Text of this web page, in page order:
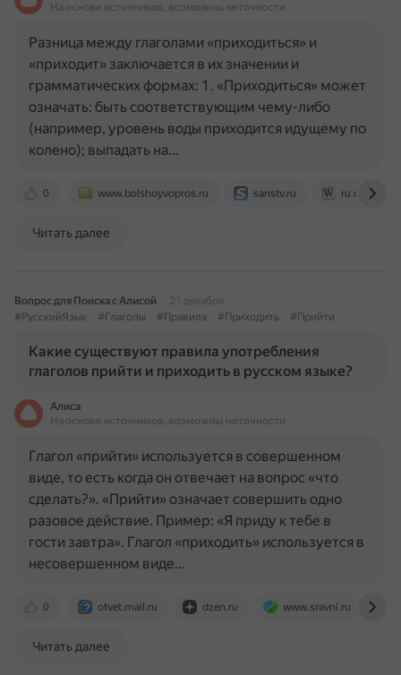
На основе источников, возможны неточности
0 www.bolshoyvopros.ru sanstv.ru
Разница между глаголами «приходиться» и
«приходит» заключается в их значении и
грамматических формах: 1. «Приходиться» может
означать: быть соответствующим чему-либо
(например, уровень воды приходится идущему по
колено); выпадать на…
Читать далее
Вопрос для Поиска с Алисой
21 декабря
#РусскийЯзык
#Глаголы #Правила #Приходить #Прийти
Какие существуют правила употребления
глаголов прийти и приходить в русском языке?
Алиса
На основе источников, возможны неточности
0 otvet.mail.ru dzen.ru www.sravni.ru
Глагол «прийти» используется в совершенном
виде, то есть когда он отвечает на вопрос «что
сделать?». «Прийти» означает совершить одно
разовое действие. Пример: «Я приду к тебе в
гости завтра». Глагол «приходить» используется в
несовершенном виде…
Читать далее